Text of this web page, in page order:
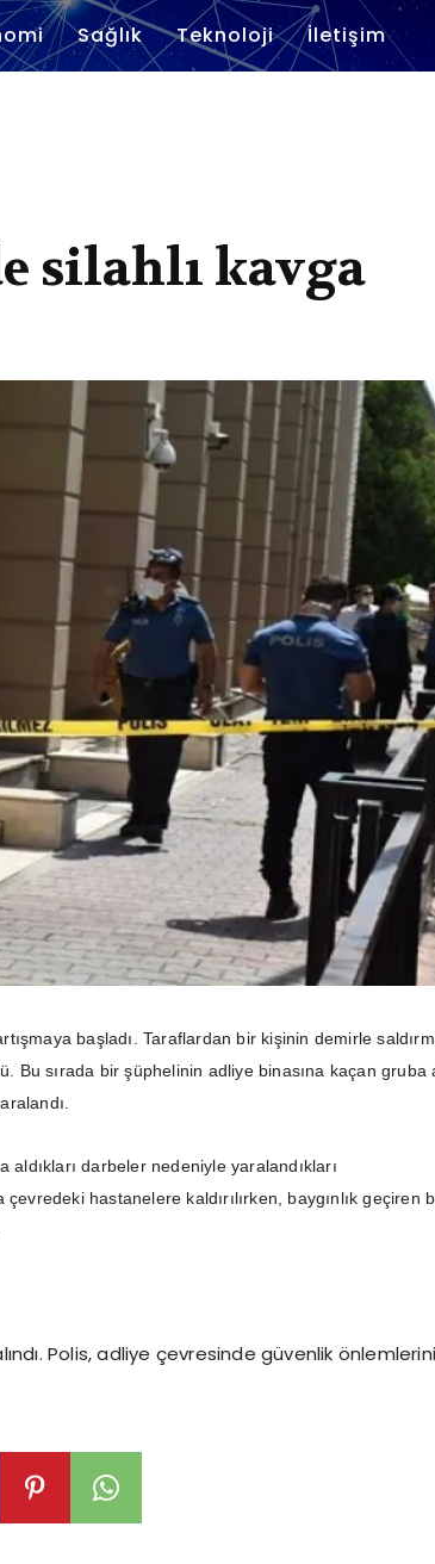
Sağlık Teknoloji İletişim
silahlı kavga
başladı. Taraflardan bir kişinin demirle
Bu sırada bir şüphelinin adliye binasına kaçan gruba
aldıkları darbeler nedeniyle yaralandıkları
hastanelere kaldırılırken, baygınlık geçiren
Polis, adliye çevresinde güvenlik önlemlerini